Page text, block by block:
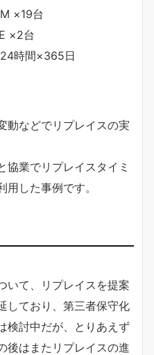
×19台
×2台
時間×365日
動などでリプレイスの実
協業でリプレイスタイミ
した事例です。
いて、リプレイスを提案
しており、第三者保守化
検討中だが、とりあえず
後はまたリプレイスの進